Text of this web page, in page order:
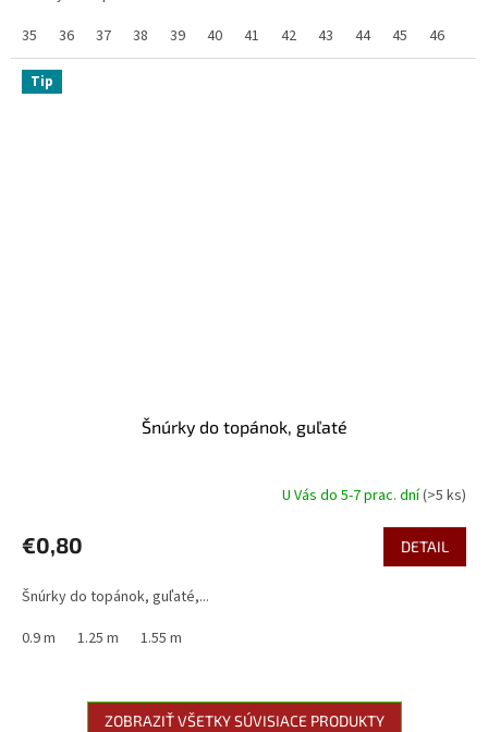
35
36 37 38 39 40 41 42 43 44 45 46
Tip
Šnúrky do topánok, guľaté
U Vás do 5-7 prac. dní(>5 ks)
€0,80 DETAIL
Šnúrky do topánok, guľaté,...
0.9 m
1.25 m 1.55 m
ZOBRAZIŤ VŠETKY SÚVISIACE PRODUKTY